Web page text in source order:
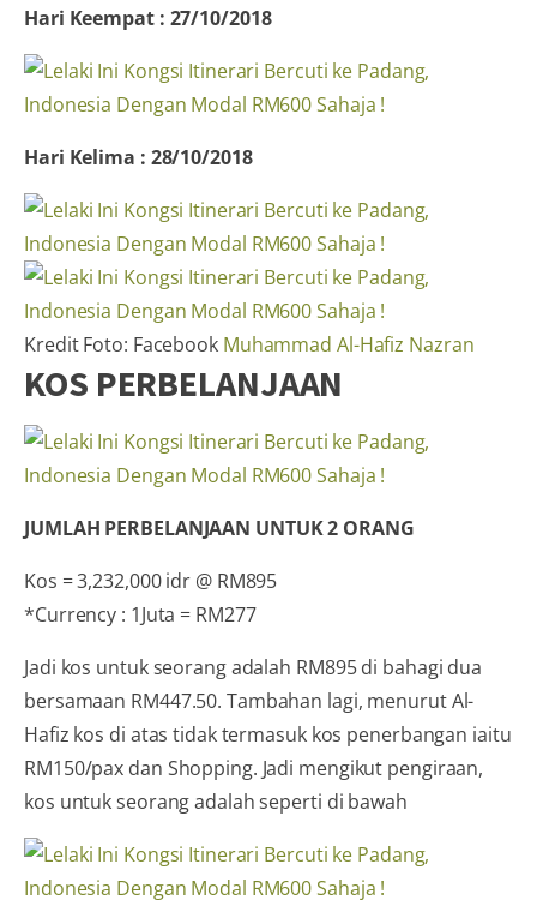
Hari Keempat : 27/10/2018
Hari Kelima : 28/10/2018
Kredit Foto: Facebook Muhammad Al-Hafiz Nazran
KOS PERBELANJAAN
JUMLAH PERBELANJAAN UNTUK 2 ORANG
Kos = 3,232,000 idr @ RM895
*Currency : 1Juta = RM277
Jadi kos untuk seorang adalah RM895 di bahagi dua
bersamaan RM447.50. Tambahan lagi, menurut Al-
Hafiz kos di atas tidak termasuk kos penerbangan iaitu
RM150/pax dan Shopping. Jadi mengikut pengiraan,
kos untuk seorang adalah seperti di bawah